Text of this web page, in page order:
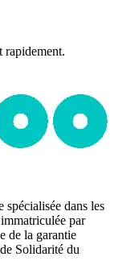
rapidement.
spécialisée dans les
par
de la garantie
Solidarité du